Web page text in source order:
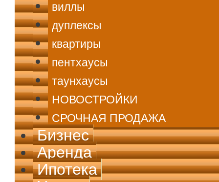
виллы
дуплексы
квартиры
пентхаусы
таунхаусы
НОВОСТРОЙКИ
СРОЧНАЯ ПРОДАЖА
Бизнес
Аренда
Ипотека